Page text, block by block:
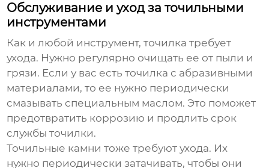
Обслуживание и уход за точильными
инструментами
Как и любой инструмент, точилка требует
ухода. Нужно регулярно очищать ее от пыли и
грязи. Если у вас есть точилка с абразивными
материалами, то ее нужно периодически
смазывать специальным маслом. Это поможет
предотвратить коррозию и продлить срок
службы точилки.
Точильные камни тоже требуют ухода. Их
нужно периодически затачивать, чтобы они